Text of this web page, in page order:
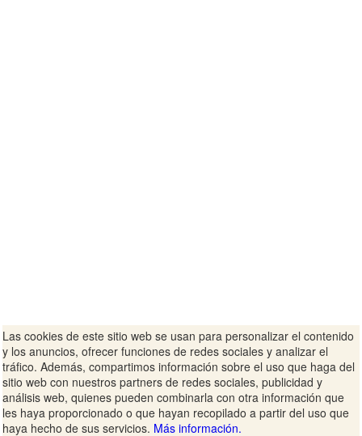
Las cookies de este sitio web se usan para personalizar el contenido
y los anuncios, ofrecer funciones de redes sociales y analizar el
tráfico. Además, compartimos información sobre el uso que haga del
sitio web con nuestros partners de redes sociales, publicidad y
análisis web, quienes pueden combinarla con otra información que
les haya proporcionado o que hayan recopilado a partir del uso que
haya hecho de sus servicios. Más información.